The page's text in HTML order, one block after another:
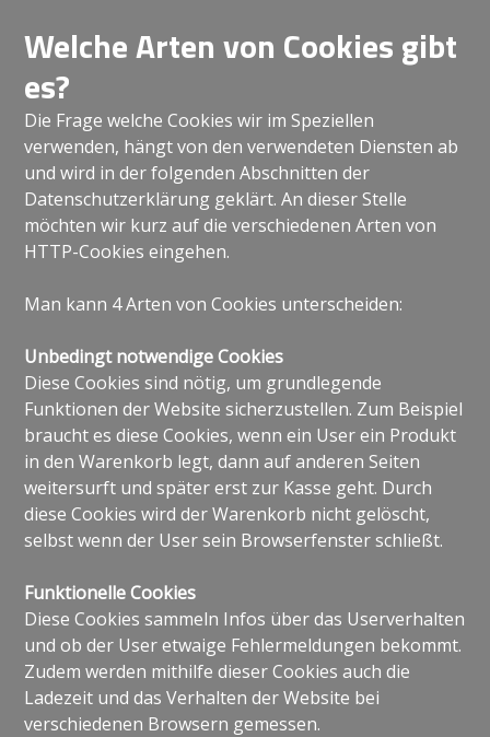
Welche Arten von Cookies gibt
es?
Die Frage welche Cookies wir im Speziellen
verwenden, hängt von den verwendeten Diensten ab
und wird in der folgenden Abschnitten der
Datenschutzerklärung geklärt. An dieser Stelle
möchten wir kurz auf die verschiedenen Arten von
HTTP-Cookies eingehen.
Man kann 4 Arten von Cookies unterscheiden:
Unbedingt notwendige Cookies
Diese Cookies sind nötig, um grundlegende
Funktionen der Website sicherzustellen. Zum Beispiel
braucht es diese Cookies, wenn ein User ein Produkt
in den Warenkorb legt, dann auf anderen Seiten
weitersurft und später erst zur Kasse geht. Durch
diese Cookies wird der Warenkorb nicht gelöscht,
selbst wenn der User sein Browserfenster schließt.
Funktionelle Cookies
Diese Cookies sammeln Infos über das Userverhalten
und ob der User etwaige Fehlermeldungen bekommt.
Zudem werden mithilfe dieser Cookies auch die
Ladezeit und das Verhalten der Website bei
verschiedenen Browsern gemessen.